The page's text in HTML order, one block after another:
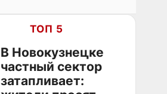
ТОП 5
В Новокузнецке
частный сектор
затапливает: